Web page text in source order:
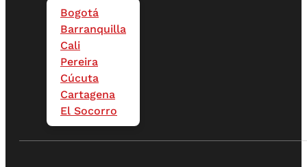
Bogotá
Barranquilla
Cali
Pereira
Cúcuta
Cartagena
El Socorro